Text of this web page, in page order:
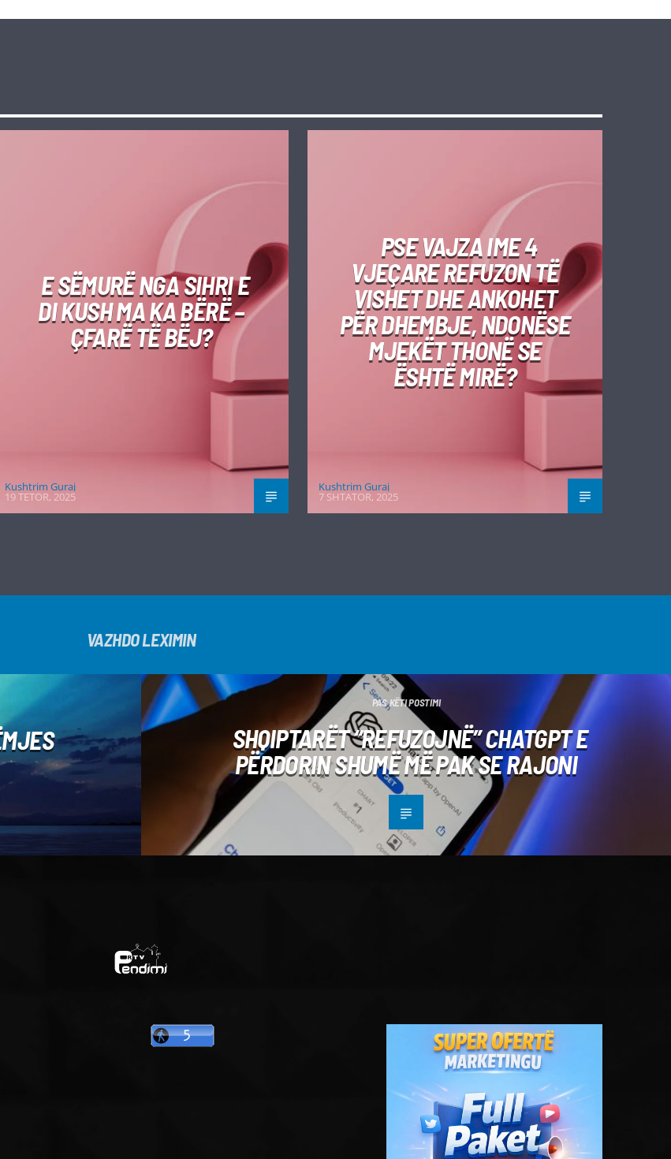
E SËMURË NGA SIHRI E
DI KUSH MA KA BËRË –
ÇFARË TË BËJ?
Kushtrim Guraj
19 TETOR, 2025
PSE VAJZA IME 4
VJEÇARE REFUZON TË
VISHET DHE ANKOHET
PËR DHEMBJE, NDONËSE
MJEKËT THONË SE
ËSHTË MIRË?
Kushtrim Guraj
7 SHTATOR, 2025
VAZHDO LEXIMIN
PAS KËTI POSTIMI
SHQIPTARËT “REFUZOJNË” CHATGPT E
PËRDORIN SHUMË MË PAK SE RAJONI